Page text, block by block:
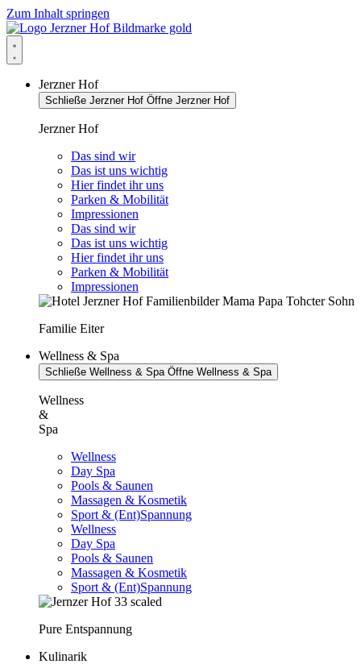
Zum Inhalt springen
Jerzner Hof
Schließe Jerzner Hof Öffne Jerzner Hof
Jerzner Hof
Das sind wir
Das ist uns wichtig
Hier findet ihr uns
Parken & Mobilität
Impressionen
Das sind wir
Das ist uns wichtig
Hier findet ihr uns
Parken & Mobilität
Impressionen
Familie Eiter
Wellness & Spa
Schließe Wellness & Spa Öffne Wellness & Spa
Wellness
&
Spa
Wellness
Day Spa
Pools & Saunen
Massagen & Kosmetik
Sport & (Ent)Spannung
Wellness
Day Spa
Pools & Saunen
Massagen & Kosmetik
Sport & (Ent)Spannung
Pure Entspannung
Kulinarik